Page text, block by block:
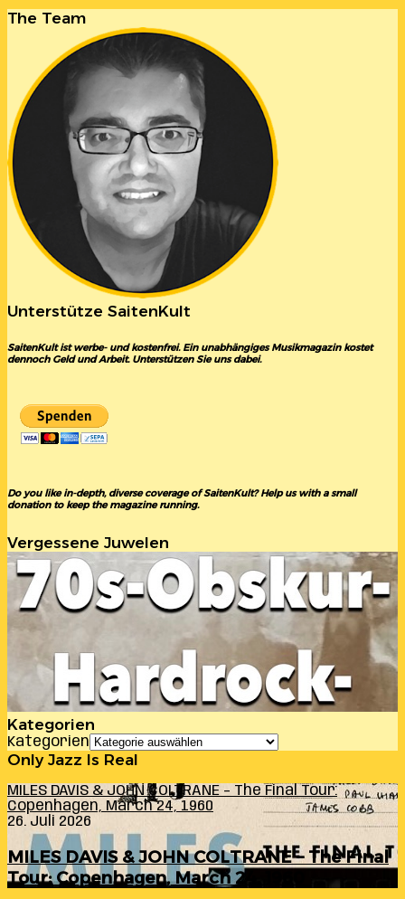
The Team
Unterstütze SaitenKult
SaitenKult ist werbe- und kostenfrei. Ein unabhängiges Musikmagazin kostet
dennoch Geld und Arbeit. Unterstützen Sie uns dabei.
Do you like in-depth, diverse coverage of SaitenKult? Help us with a small
donation to keep the magazine running.
Vergessene Juwelen
Kategorien
Kategorien
Only Jazz Is Real
MILES DAVIS & JOHN COLTRANE – The Final Tour:
Copenhagen, March 24, 1960
26. Juli 2026
MILES DAVIS & JOHN COLTRANE – The Final
Tour: Copenhagen, March 24, 1960